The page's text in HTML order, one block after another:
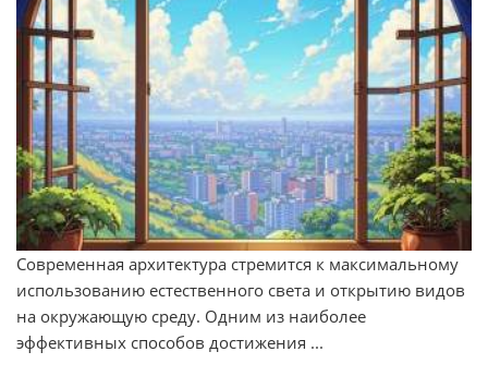
Современная архитектура стремится к максимальному
использованию естественного света и открытию видов
на окружающую среду. Одним из наиболее
эффективных способов достижения ...